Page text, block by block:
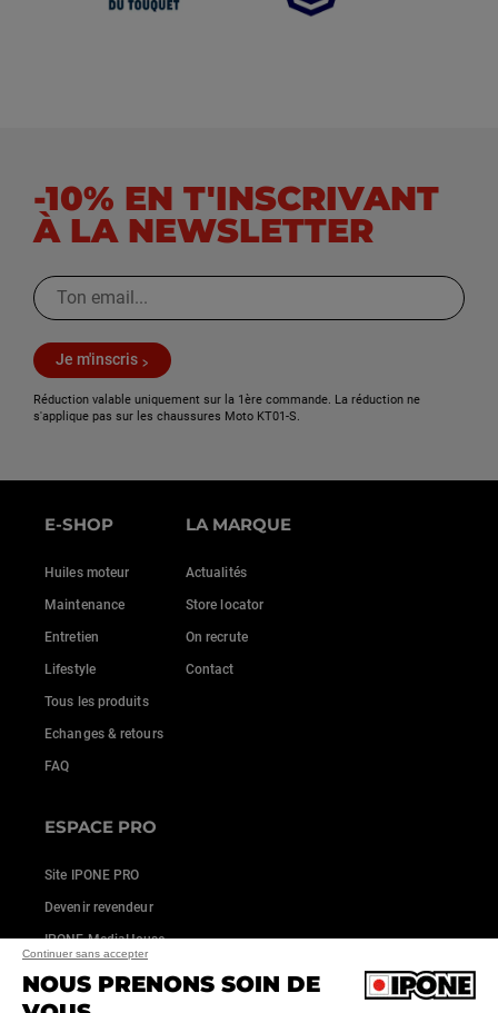
Continuer sans accepter
NOUS PRENONS SOIN DE
-10% EN T'INSCRIVANT
À LA NEWSLETTER
Je m'inscris
Réduction valable uniquement sur la 1ère commande. La réduction ne
s'applique pas sur les chaussures Moto KT01-S.
E-SHOP
Huiles moteur
Maintenance
Entretien
Lifestyle
Tous les produits
Echanges & retours
FAQ
LA MARQUE
Actualités
Store locator
On recrute
Contact
ESPACE PRO
Site IPONE PRO
Devenir revendeur
IPONE MediaHouse